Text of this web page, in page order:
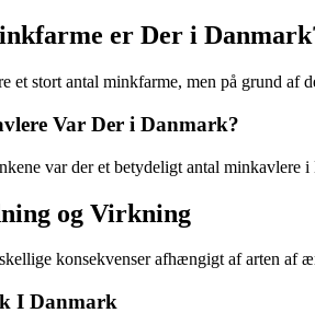
er Der i
et stort antal minkfarme, men på grund af
Var Der i Danmark?
var der et betydeligt antal
og Virkning
konsekvenser afhængigt af arten af
I Danmark